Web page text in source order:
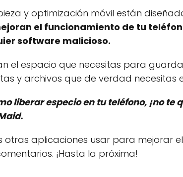
y optimización móvil están
el funcionamiento de tu
software malicioso.
el espacio que necesitas para
y archivos que de verdad necesitas
liberar especio en tu teléfono, ¡no te
otras aplicaciones usar para mejorar
¡Hasta la próxima!